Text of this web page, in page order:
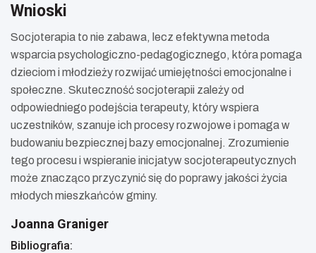
Wnioski
Socjoterapia to nie zabawa, lecz efektywna metoda
wsparcia psychologiczno-pedagogicznego, która pomaga
dzieciom i młodzieży rozwijać umiejętności emocjonalne i
społeczne. Skuteczność socjoterapii zależy od
odpowiedniego podejścia terapeuty, który wspiera
uczestników, szanuje ich procesy rozwojowe i pomaga w
budowaniu bezpiecznej bazy emocjonalnej. Zrozumienie
tego procesu i wspieranie inicjatyw socjoterapeutycznych
może znacząco przyczynić się do poprawy jakości życia
młodych mieszkańców gminy.
Joanna Graniger
Bibliografia: